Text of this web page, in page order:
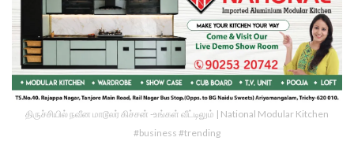
திருச்சியில் நவீன மாடூலர் கிச்சன் -உங்கள் வீட்டிலும் | National Modular Kitchen
#business #trending